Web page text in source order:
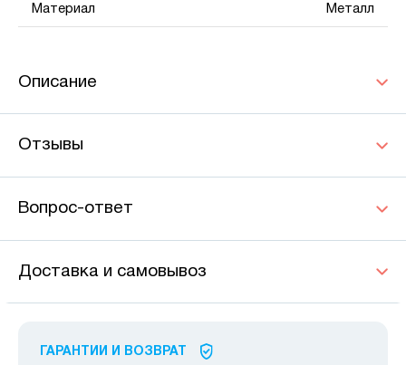
Материал Металл
Описание
Отзывы
Вопрос-ответ
Доставка и самовывоз
ГАРАНТИИ И ВОЗВРАТ